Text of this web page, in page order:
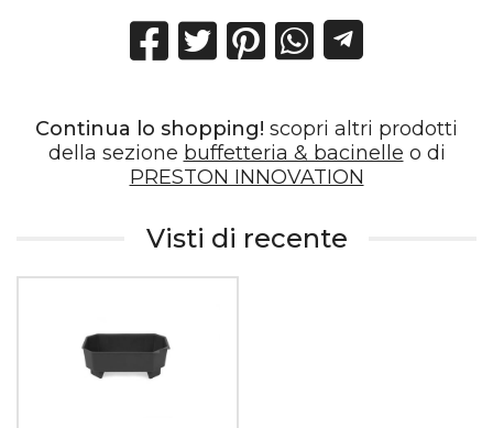
Continua lo shopping! scopri altri prodotti
della sezione buffetteria & bacinelle o di
PRESTON INNOVATION
Visti di recente